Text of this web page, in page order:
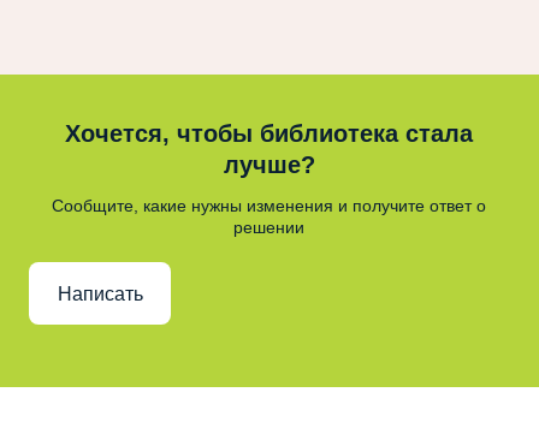
Хочется, чтобы библиотека стала
лучше?
Сообщите, какие нужны изменения и получите ответ о
решении
Написать